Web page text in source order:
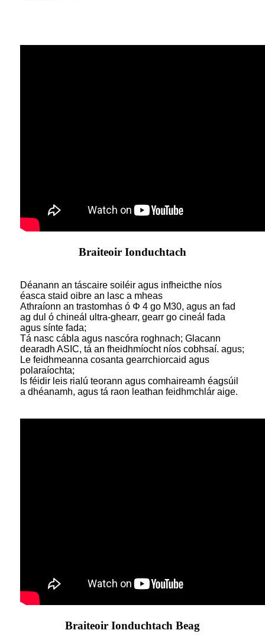
Braiteoir Ionduchtach
Déanann an táscaire soiléir agus infheicthe níos
éasca staid oibre an lasc a mheas
Athraíonn an trastomhas ó Φ 4 go M30, agus an fad
ag dul ó chineál ultra-ghearr, gearr go cineál fada
agus sínte fada;
Tá nasc cábla agus nascóra roghnach; Glacann
dearadh ASIC, tá an fheidhmíocht níos cobhsaí. agus;
Le feidhmeanna cosanta gearrchiorcaid agus
polaraíochta;
Is féidir leis rialú teorann agus comhaireamh éagsúil
a dhéanamh, agus tá raon leathan feidhmchlár aige.
Braiteoir Ionduchtach Beag